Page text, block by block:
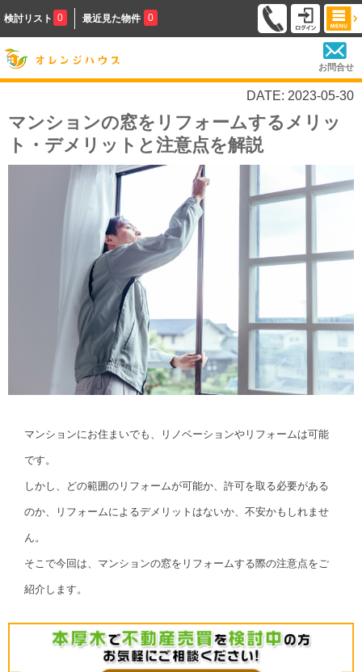
検討リスト 0 最近見た物件 0
お問合せ
DATE: 2023-05-30
マンションの窓をリフォームするメリッ
ト・デメリットと注意点を解説
マンションにお住まいでも、リノベーションやリフォームは可能
です。
しかし、どの範囲のリフォームが可能か、許可を取る必要がある
のか、リフォームによるデメリットはないか、不安かもしれませ
ん。
そこで今回は、マンションの窓をリフォームする際の注意点をご
紹介します。